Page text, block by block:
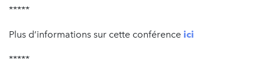
*****
Plus d’informations sur cette conférence ici
*****